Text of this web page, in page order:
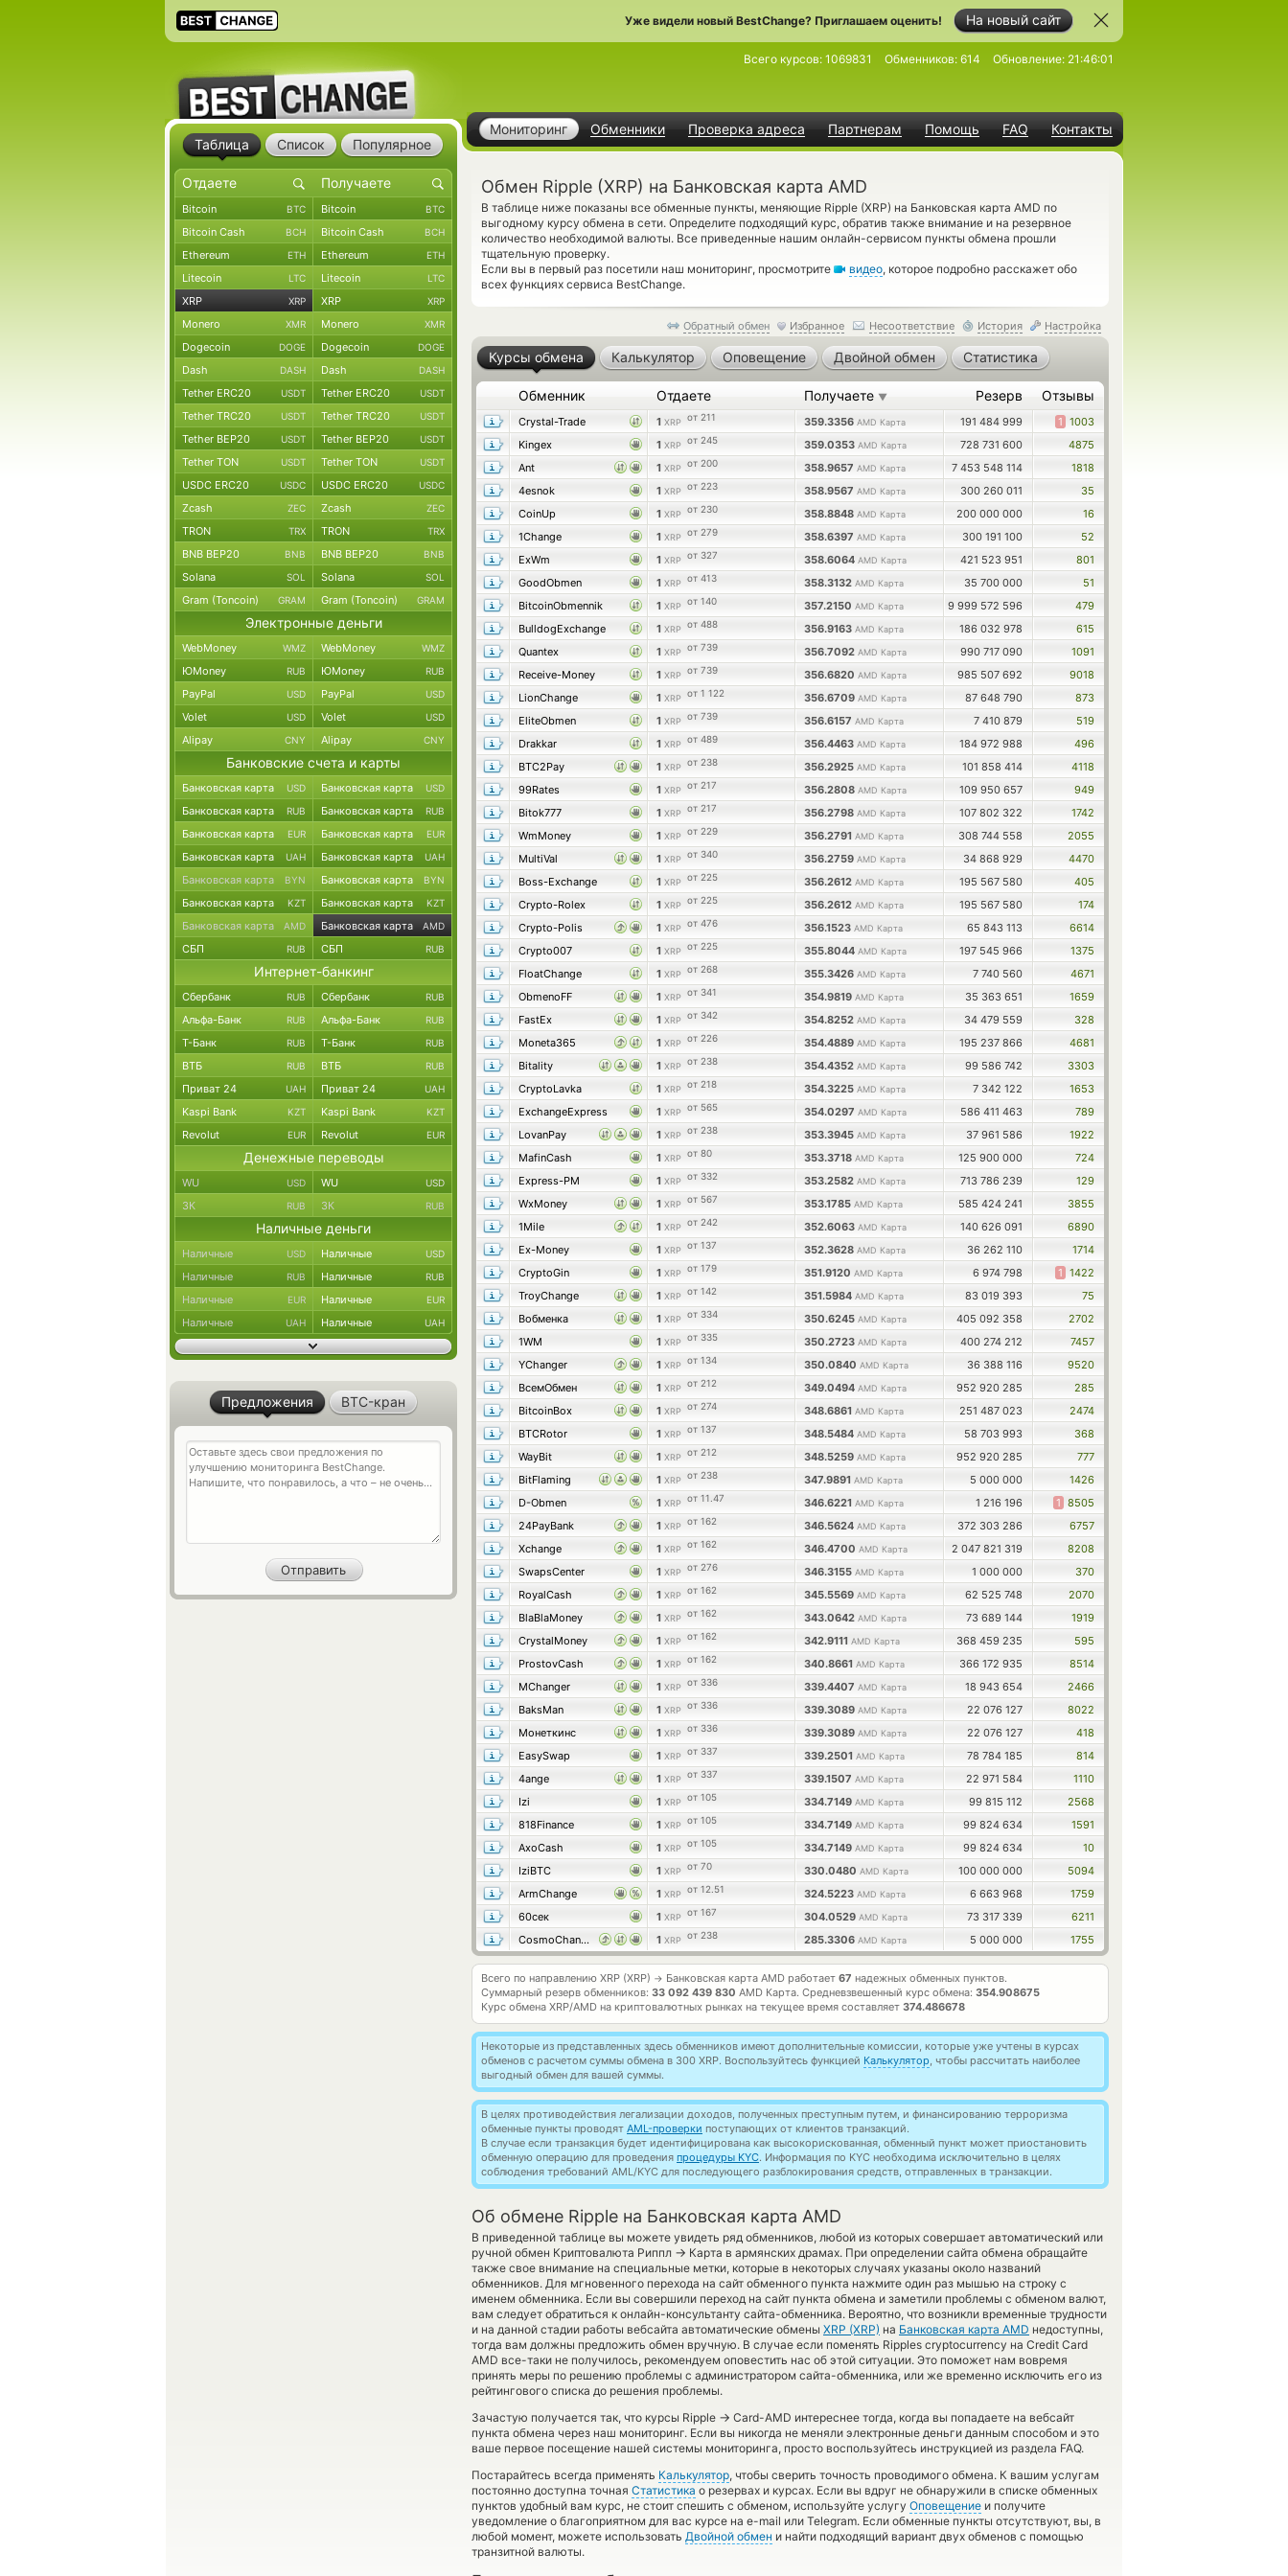
На новый сайт
Уже видели новый BestChange? Приглашаем оценить!
Мониторинг Обменники Проверка адреса Партнерам Помощь FAQ Контакты
Всего курсов: 1069831 Обменников: 614 Обновление: 21:46:01
Обмен Ripple (XRP) на Банковская карта AMD
В таблице ниже показаны все обменные пункты, меняющие Ripple (XRP) на Банковская карта AMD по
выгодному курсу обмена в сети. Определите подходящий курс, обратив также внимание и на резервное
количество необходимой валюты. Все приведенные нашим онлайн-сервисом пункты обмена прошли
тщательную проверку.
Если вы в первый раз посетили наш мониторинг, просмотрите
видео, которое подробно расскажет обо
всех функциях сервиса BestChange.
Обратный обмен Избранное Несоответствие История Настройка
Курсы обмена Калькулятор Оповещение Двойной обмен Статистика
Обменник Отдаете Получаете ▼ Резерв Отзывы
Crystal-Trade 1 XRP от 211 359.3356 AMD Карта 191 484 999 1 1003
Kingex
1 XRP от 245 359.0353 AMD Карта 728 731 600
4875
Ant
1 XRP от 200 358.9657 AMD Карта 7 453 548 114
1818
4esnok
1 XRP от 223 358.9567 AMD Карта 300 260 011
35
CoinUp
1 XRP от 230 358.8848 AMD Карта 200 000 000
16
1Change
1 XRP от 279 358.6397 AMD Карта 300 191 100
52
ExWm
1 XRP от 327 358.6064 AMD Карта 421 523 951
801
GoodObmen
1 XRP от 413 358.3132 AMD Карта 35 700 000
51
BitcoinObmennik
1 XRP от 140 357.2150 AMD Карта 9 999 572 596
479
BulldogExchange
1 XRP от 488 356.9163 AMD Карта 186 032 978
615
Quantex
1 XRP от 739 356.7092 AMD Карта 990 717 090
1091
Receive-Money
1 XRP от 739 356.6820 AMD Карта 985 507 692
9018
LionChange
1 XRP от 1 122 356.6709 AMD Карта 87 648 790
873
EliteObmen
1 XRP от 739 356.6157 AMD Карта 7 410 879
519
Drakkar
1 XRP от 489 356.4463 AMD Карта 184 972 988
496
BTC2Pay
1 XRP от 238 356.2925 AMD Карта 101 858 414
4118
99Rates
1 XRP от 217 356.2808 AMD Карта 109 950 657
949
Bitok777
1 XRP от 217 356.2798 AMD Карта 107 802 322
1742
WmMoney
1 XRP от 229 356.2791 AMD Карта 308 744 558
2055
MultiVal
1 XRP от 340 356.2759 AMD Карта 34 868 929
4470
Boss-Exchange
1 XRP от 225 356.2612 AMD Карта 195 567 580
405
Crypto-Rolex
1 XRP от 225 356.2612 AMD Карта 195 567 580
174
Crypto-Polis
1 XRP от 476 356.1523 AMD Карта 65 843 113
6614
Crypto007
1 XRP от 225 355.8044 AMD Карта 197 545 966
1375
FloatChange
1 XRP от 268 355.3426 AMD Карта 7 740 560
4671
ObmenoFF
1 XRP от 341 354.9819 AMD Карта 35 363 651
1659
FastEx
1 XRP от 342 354.8252 AMD Карта 34 479 559
328
Moneta365
1 XRP от 226 354.4889 AMD Карта 195 237 866
4681
Bitality
1 XRP от 238 354.4352 AMD Карта 99 586 742
3303
CryptoLavka
1 XRP от 218 354.3225 AMD Карта 7 342 122
1653
ExchangeExpress
1 XRP от 565 354.0297 AMD Карта 586 411 463
789
LovanPay
1 XRP от 238 353.3945 AMD Карта 37 961 586
1922
MafinCash
1 XRP от 80 353.3718 AMD Карта 125 900 000
724
Express-PM
1 XRP от 332 353.2582 AMD Карта 713 786 239
129
WxMoney
1 XRP от 567 353.1785 AMD Карта 585 424 241
3855
1Mile
1 XRP от 242 352.6063 AMD Карта 140 626 091
6890
Ex-Money
1 XRP от 137 352.3628 AMD Карта 36 262 110
1714
CryptoGin
1 XRP от 179 351.9120 AMD Карта 6 974 798 1 1422
TroyChange
1 XRP от 142 351.5984 AMD Карта 83 019 393
75
Вобменка
1 XRP от 334 350.6245 AMD Карта 405 092 358
2702
1WM
1 XRP от 335 350.2723 AMD Карта 400 274 212
7457
YChanger
1 XRP от 134 350.0840 AMD Карта 36 388 116
9520
ВсемОбмен
1 XRP от 212 349.0494 AMD Карта 952 920 285
285
BitcoinBox
1 XRP от 274 348.6861 AMD Карта 251 487 023
2474
BTCRotor
1 XRP от 137 348.5484 AMD Карта 58 703 993
368
WayBit
1 XRP от 212 348.5259 AMD Карта 952 920 285
777
BitFlaming
1 XRP от 238 347.9891 AMD Карта 5 000 000
1426
D-Obmen
1 XRP от 11.47 346.6221 AMD Карта 1 216 196 1 8505
24PayBank
1 XRP от 162 346.5624 AMD Карта 372 303 286
6757
Xchange
1 XRP от 162 346.4700 AMD Карта 2 047 821 319
8208
SwapsCenter
1 XRP от 276 346.3155 AMD Карта 1 000 000
370
RoyalCash
1 XRP от 162 345.5569 AMD Карта 62 525 748
2070
BlaBlaMoney
1 XRP от 162 343.0642 AMD Карта 73 689 144
1919
CrystalMoney
1 XRP от 162 342.9111 AMD Карта 368 459 235
595
ProstovCash
1 XRP от 162 340.8661 AMD Карта 366 172 935
8514
MChanger
1 XRP от 336 339.4407 AMD Карта 18 943 654
2466
BaksMan
1 XRP от 336 339.3089 AMD Карта 22 076 127
8022
Монеткинс
1 XRP от 336 339.3089 AMD Карта 22 076 127
418
EasySwap
1 XRP от 337 339.2501 AMD Карта 78 784 185
814
4ange
1 XRP от 337 339.1507 AMD Карта 22 971 584
1110
Izi
1 XRP от 105 334.7149 AMD Карта 99 815 112
2568
818Finance
1 XRP от 105 334.7149 AMD Карта 99 824 634
1591
AxoCash
1 XRP от 105 334.7149 AMD Карта 99 824 634
10
IziBTC
1 XRP от 70 330.0480 AMD Карта 100 000 000
5094
ArmChange
1 XRP от 12.51 324.5223 AMD Карта 6 663 968
1759
60сек
1 XRP от 167 304.0529 AMD Карта 73 317 339
6211
CosmoChanger
1 XRP от 238 285.3306 AMD Карта 5 000 000 1755
Всего по направлению XRP (XRP) → Банковская карта AMD работает 67 надежных обменных пунктов.
Суммарный резерв обменников: 33 092 439 830 AMD Карта. Средневзвешенный курс обмена: 354.908675
Курс обмена XRP/AMD на криптовалютных рынках на текущее время составляет 374.486678
Некоторые из представленных здесь обменников имеют дополнительные комиссии, которые уже учтены в курсах
обменов с расчетом суммы обмена в 300 XRP. Воспользуйтесь функцией Калькулятор, чтобы рассчитать наиболее
выгодный обмен для вашей суммы.
В целях противодействия легализации доходов, полученных преступным путем, и финансированию терроризма
обменные пункты проводят AML-проверки поступающих от клиентов транзакций.
В случае если транзакция будет идентифицирована как высокорискованная, обменный пункт может приостановить
обменную операцию для проведения процедуры KYC. Информация по KYC необходима исключительно в целях
соблюдения требований AML/KYC для последующего разблокирования средств, отправленных в транзакции.
Об обмене Ripple на Банковская карта AMD
В приведенной таблице вы можете увидеть ряд обменников, любой из которых совершает автоматический или
ручной обмен Криптовалюта Риппл → Карта в армянских драмах. При определении сайта обмена обращайте
также свое внимание на специальные метки, которые в некоторых случаях указаны около названий
обменников. Для мгновенного перехода на сайт обменного пункта нажмите один раз мышью на строку с
именем обменника. Если вы совершили переход на сайт пункта обмена и заметили проблемы с обменом валют,
вам следует обратиться к онлайн-консультанту сайта-обменника. Вероятно, что возникли временные трудности
и на данной стадии работы вебсайта автоматические обмены XRP (XRP) на Банковская карта AMD недоступны,
тогда вам должны предложить обмен вручную. В случае если поменять Ripples cryptocurrency на Credit Card
AMD все-таки не получилось, рекомендуем оповестить нас об этой ситуации. Это поможет нам вовремя
принять меры по решению проблемы с администратором сайта-обменника, или же временно исключить его из
рейтингового списка до решения проблемы.
Зачастую получается так, что курсы Ripple → Card-AMD интереснее тогда, когда вы попадаете на вебсайт
пункта обмена через наш мониторинг. Если вы никогда не меняли электронные деньги данным способом и это
ваше первое посещение нашей системы мониторинга, просто воспользуйтесь инструкцией из раздела FAQ.
Постарайтесь всегда применять Калькулятор, чтобы сверить точность проводимого обмена. К вашим услугам
постоянно доступна точная Статистика о резервах и курсах. Если вы вдруг не обнаружили в списке обменных
пунктов удобный вам курс, не стоит спешить с обменом, используйте услугу Оповещение и получите
уведомление о благоприятном для вас курсе на e-mail или Telegram. Если обменные пункты отсутствуют, вы, в
любой момент, можете использовать Двойной обмен и найти подходящий вариант двух обменов с помощью
транзитной валюты.
Таблица Список Популярное
Bitcoin BTC Bitcoin BTC
Bitcoin Cash BCH Bitcoin Cash BCH
Ethereum ETH Ethereum ETH
Litecoin LTC Litecoin LTC
XRP XRP XRP XRP
Monero XMR Monero XMR
Dogecoin DOGE Dogecoin DOGE
Dash DASH Dash DASH
Tether ERC20 USDT Tether ERC20 USDT
Tether TRC20 USDT Tether TRC20 USDT
Tether BEP20 USDT Tether BEP20 USDT
Tether TON USDT Tether TON USDT
USDC ERC20 USDC USDC ERC20 USDC
Zcash ZEC Zcash ZEC
TRON TRX TRON TRX
BNB BEP20 BNB BNB BEP20 BNB
Solana SOL Solana SOL
Gram (Toncoin) GRAM Gram (Toncoin) GRAM
Электронные деньги
WebMoney WMZ WebMoney WMZ
ЮMoney RUB ЮMoney RUB
PayPal USD PayPal USD
Volet USD Volet USD
Alipay CNY Alipay CNY
Банковские счета и карты
Банковская карта USD Банковская карта USD
Банковская карта RUB Банковская карта RUB
Банковская карта EUR Банковская карта EUR
Банковская карта UAH Банковская карта UAH
Банковская карта BYN Банковская карта BYN
Банковская карта KZT Банковская карта KZT
Банковская карта AMD Банковская карта AMD
СБП RUB СБП RUB
Интернет-банкинг
Сбербанк RUB Сбербанк RUB
Альфа-Банк RUB Альфа-Банк RUB
Т-Банк RUB Т-Банк RUB
ВТБ RUB ВТБ RUB
Приват 24 UAH Приват 24 UAH
Kaspi Bank KZT Kaspi Bank KZT
Revolut EUR Revolut EUR
Денежные переводы
WU USD WU USD
ЗК RUB ЗК RUB
Наличные деньги
Наличные USD Наличные USD
Наличные RUB Наличные RUB
Наличные EUR Наличные EUR
Наличные UAH Наличные UAH
Предложения BTC-кран